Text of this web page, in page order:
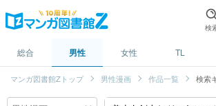
検
総合 男性 女性 TL
マンガ図書館Zトップ 男性漫画 作品一覧 検索